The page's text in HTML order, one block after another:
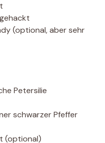
(optional, aber sehr
Petersilie
schwarzer Pfeffer
(optional)